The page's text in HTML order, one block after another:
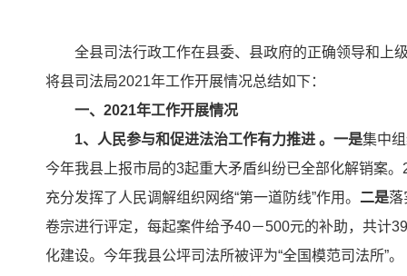
全县司法行政工作在县委、县政府的正确领导和上级
将县司法局2021年工作开展情况总结如下：
一、2021年工作开展情况
1、人民参与和促进法治工作有力推进 。一是集中
今年我县上报市局的3起重大矛盾纠纷已全部化解销案
充分发挥了人民调解组织网络“第一道防线”作用。 二是落
卷宗进行评定，每起案件给予40－500元的补助，共计
化建设。今年我县公坪司法所被评为“全国模范司法所”。